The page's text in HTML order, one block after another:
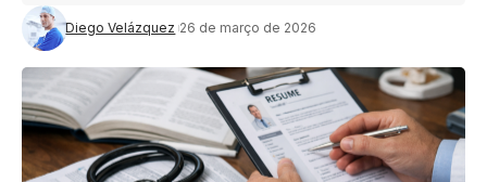
Diego Velázquez 26 de março de 2026